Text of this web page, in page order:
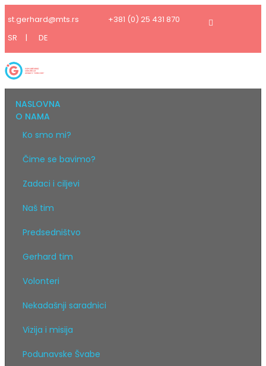
st.gerhard@mts.rs
+381 (0) 25 431 870
SR
| DE
NASLOVNA
O NAMA
Ko smo mi?
Čime se bavimo?
Zadaci i ciljevi
Naš tim
Predsedništvo
Gerhard tim
Volonteri
Nekadašnji saradnici
Vizija i misija
Podunavske Švabe